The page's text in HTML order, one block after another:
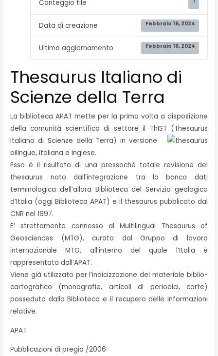
Conteggio file
Data di creazione Febbraio 16, 2024
Ultimo aggiornamento Febbraio 16, 2024
Thesaurus Italiano di
Scienze della Terra
La biblioteca APAT mette per la prima volta a disposizione
della comunità scientifica di settore il ThIST (Thesaurus
Italiano di Scienze della Terra) in versione
bilingue, italiana e inglese.
Esso è il risultato di una pressoché totale revisione del
thesaurus nato dall’integrazione tra la banca dati
terminologica dell’allora Biblioteca del Servizio geologico
d’Italia (oggi Biblioteca APAT) e il thesaurus pubblicato dal
CNR nel 1997.
E’ strettamente connesso al Multilingual Thesaurus of
Geosciences (MTG), curato dal Gruppo di lavoro
internazionale MTG, all’interno del quale l’Italia è
rappresentata dall’APAT.
Viene già utilizzato per l’indicizzazione del materiale biblio-
cartografico (monografie, articoli di periodici, carte)
posseduto dalla Biblioteca e il recupero delle informazioni
relative.
APAT
Pubblicazioni di pregio /2006